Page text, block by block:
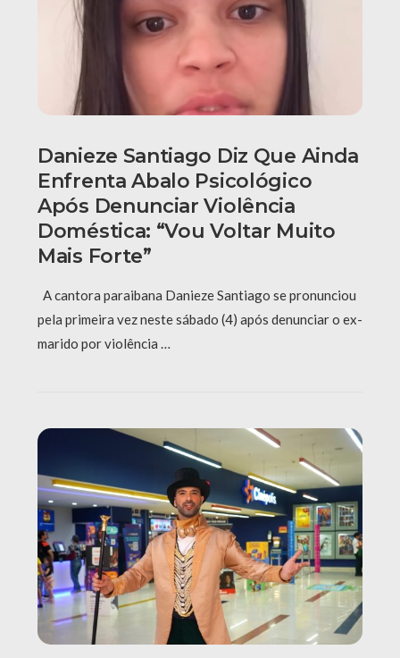
Danieze Santiago Diz Que Ainda
Enfrenta Abalo Psicológico
Após Denunciar Violência
Doméstica: “Vou Voltar Muito
Mais Forte”
A cantora paraibana Danieze Santiago se pronunciou
pela primeira vez neste sábado (4) após denunciar o ex-
marido por violência …